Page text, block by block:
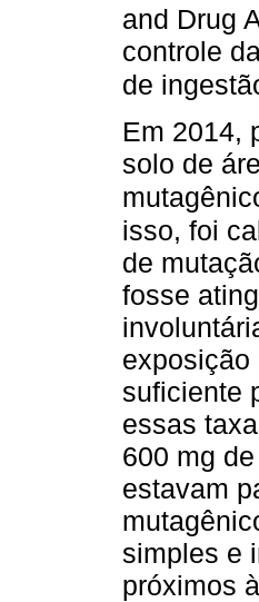
and Drug
controle
de
Em 2014,
solo de
isso, foi
de
fosse
exposição
suficiente
essas
600 mg
estavam
simples e
próximos